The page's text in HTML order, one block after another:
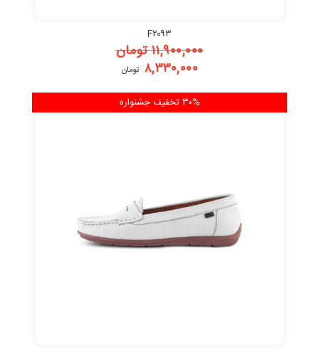
F۲۰۹۳
۱۱,۹۰۰,۰۰۰تومان
۸,۳۳۰,۰۰۰ تومان
۳۰% تخفیف جشنواره